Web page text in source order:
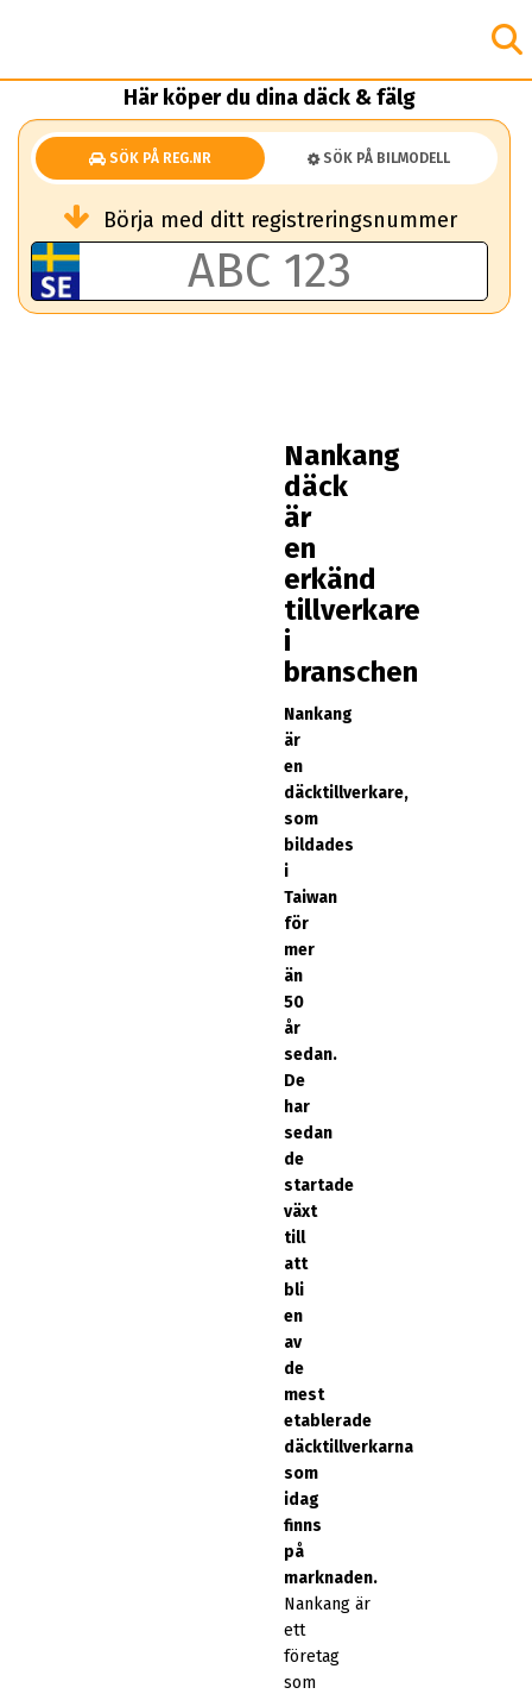
Här köper du dina däck & fälg
SÖK PÅ REG.NR SÖK PÅ BILMODELL
Börja med ditt registreringsnummer
Nankang
däck
är
en
erkänd
tillverkare
i
branschen
Nankang
är
en
däcktillverkare,
som
bildades
i
Taiwan
för
mer
än
50
år
sedan.
De
har
sedan
de
startade
växt
till
att
bli
en
av
de
mest
etablerade
däcktillverkarna
som
idag
finns
på
marknaden.
Nankang är
ett
företag
som